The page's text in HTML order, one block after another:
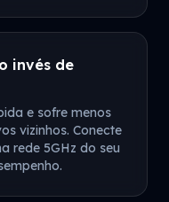
invés de
e sofre menos
vizinhos. Conecte
rede 5GHz do seu